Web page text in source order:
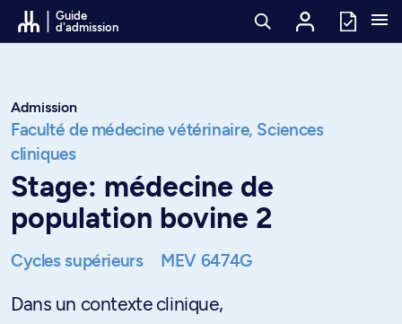
Passer au contenu
Guide
d'admission
Admission
Faculté de médecine vétérinaire, Sciences
cliniques
Stage: médecine de
population bovine 2
Cycles supérieurs MEV 6474G
Dans un contexte clinique,